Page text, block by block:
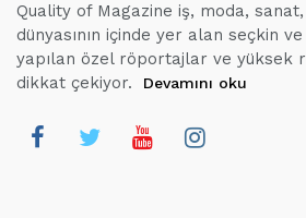
Quality of Magazine iş, moda,
dünyasının içinde yer alan seçkin
yapılan özel röportajlar ve yüksek
dikkat çekiyor.
Devamını oku